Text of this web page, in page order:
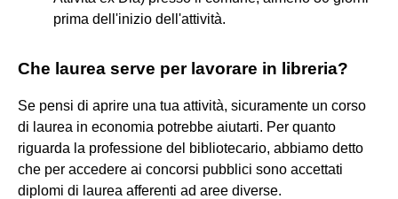
prima dell'inizio dell'attività.
Che laurea serve per lavorare in libreria?
Se pensi di aprire una tua attività, sicuramente un corso
di laurea in economia potrebbe aiutarti. Per quanto
riguarda la professione del bibliotecario, abbiamo detto
che per accedere ai concorsi pubblici sono accettati
diplomi di laurea afferenti ad aree diverse.